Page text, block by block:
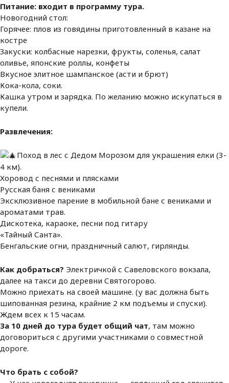
Питание: входит в программу тура.
Новогодний стол:
Горячее: плов из говядины приготовленный в казане на
костре
Закуски: колбасные нарезки, фрукты, соленья, салат
оливье, японские роллы, конфеты
Вкусное элитное шампанское (асти и брют)
Кока-кола, соки.
Кашка утром и зарядка. По желанию можно искупаться в
купели.
Развлечения:
Поход в лес с Дедом Морозом для украшения елки (3-
4 км).
Хоровод с песнями и плясками
Русская баня с вениками
Эксклюзивное парение в мобильной бане с вениками и
ароматами трав.
Дискотека, караоке, песни под гитару
«Тайный Санта».
Бенгальские огни, праздничный салют, гирлянды.
Как добраться? Электричкой с Савеловского вокзала,
далее на такси до деревни Святогорово.
Можно приехать на своей машине. (у вас должна быть
шипованная резина, крайние 2 км подъемы и спуски).
Ждем всех к 15 часам.
За 10 дней до тура будет общий чат, там можно
договориться с другими участниками о совместной
дороге.
Что брать с собой?